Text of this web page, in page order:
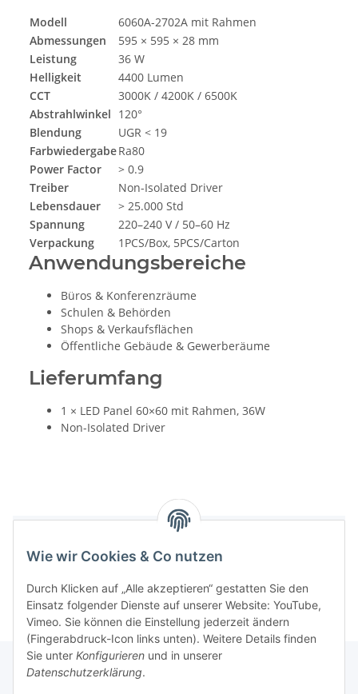
Wie wir Cookies & Co nutzen
Durch Klicken auf „Alle akzeptieren“ gestatten Sie den
Einsatz folgender Dienste auf unserer Website: YouTube,
Vimeo. Sie können die Einstellung jederzeit ändern
(Fingerabdruck-Icon links unten). Weitere Details finden
Sie unter Konfigurieren und in unserer
Datenschutzerklärung.
Modell
6060A-2702A mit Rahmen
Abmessungen
595 × 595 × 28 mm
Leistung
36 W
Helligkeit
4400 Lumen
CCT
3000K / 4200K / 6500K
Abstrahlwinkel 120°
Blendung
UGR < 19
FarbwiedergabeRa80
Power Factor
> 0.9
Treiber
Non-Isolated Driver
Lebensdauer
> 25.000 Std
Spannung
220–240 V / 50–60 Hz
Verpackung
1PCS/Box, 5PCS/Carton
Anwendungsbereiche
Büros & Konferenzräume
Schulen & Behörden
Shops & Verkaufsflächen
Öffentliche Gebäude & Gewerberäume
Lieferumfang
1 × LED Panel 60×60 mit Rahmen, 36W
Non-Isolated Driver